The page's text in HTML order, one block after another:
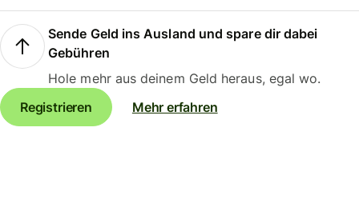
Sende Geld ins Ausland und spare dir dabei
Gebühren
Hole mehr aus deinem Geld heraus, egal wo.
Registrieren
Mehr erfahren